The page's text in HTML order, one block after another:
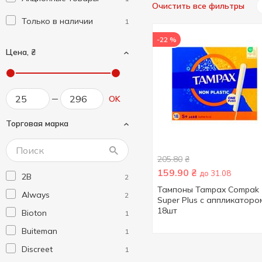
Только в наличии 1
Цена, ₴
OK
Торговая марка
2B 2
Always 2
Bioton 1
Buiteman 1
Discreet 1
Очистить все фильтры
-22 %
205.80 ₴
159.90 ₴ до 31.08
Тампоны Tampax Compak
Super Plus с
18шт